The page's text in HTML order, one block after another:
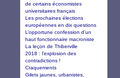
de certains économistes
universitaires français
Les prochaines élections
européennes en dix questions
L’opportune confession d’un
haut fonctionnaire macroniste
La leçon de Thiberville
2018 : l’explosion des
contradictions !
Craquements
Gilets jaunes, urbanistes,